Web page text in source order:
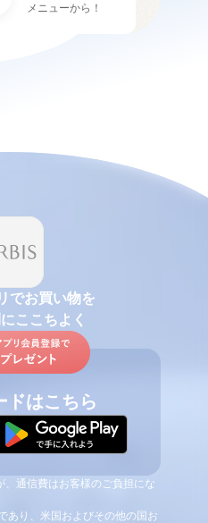
メニューから！
でお買い物を
ここちよく
ドはこちら
通信費はお客様のご負担にな
あり、米国およびその他の国お